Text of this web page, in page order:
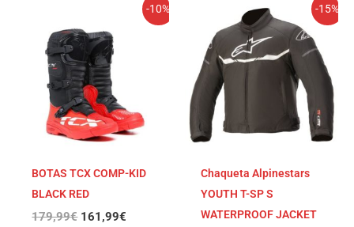
-10%
BOTAS TCX COMP-KID
BLACK RED
179,99€
original
era:
179,99€.
161,99€
precio
-15%
Chaqueta Alpinestars
YOUTH T-SP S
WATERPROOF JACKET
precio
original
era:
189,95€.
precio
actual
es:
161,46€.